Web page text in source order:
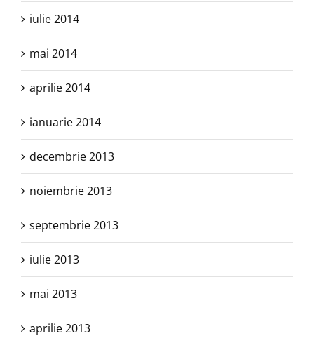
iulie 2014
mai 2014
aprilie 2014
ianuarie 2014
decembrie 2013
noiembrie 2013
septembrie 2013
iulie 2013
mai 2013
aprilie 2013